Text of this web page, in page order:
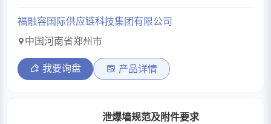
福融容国际供应链科技集团有限公司
中国河南省郑州市
我要询盘 产品详情
泄爆墙规范及附件要求